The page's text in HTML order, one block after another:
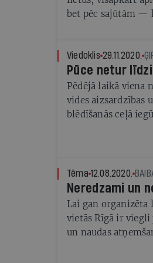
bet pēc sajūtām —
noskrējusi polietes
vietējo likumsargu
traucējumiem,
aukstumā.
nesteidzās.
Viedoklis 29.11.2020.
Pūce netur
Pēdējā laikā viena
vides aizsardzības
blēdīšanās ceļā
tieši Pūces
Tēma 12.08.2020.
Neredzami un
Lai gan organizēta
vietās Rīgā ir viegli
un naudas
«ubagošanas